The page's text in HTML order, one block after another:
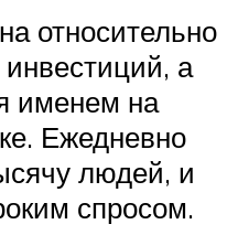
относительно
а
именем на
Ежедневно
людей, и
спросом.